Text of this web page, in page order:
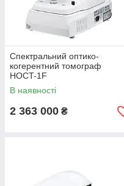
Спектральний оптико-
когерентний томограф
HOCT-1F
В наявності
2 363 000 ₴